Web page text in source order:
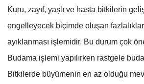
Kuru, zayıf, yaşlı ve hasta bitkilerin
engelleyecek biçimde oluşan
ayıklanması işlemidir. Bu durum çok
Budama işlemi yapılırken rastgele
Bitkilerde büyümenin en az olduğu